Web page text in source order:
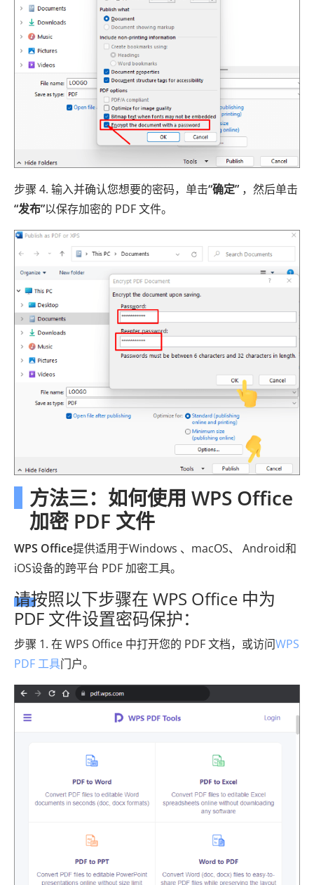
步骤 4. 输入并确认您想要的密码，单击“确定” ，然后单击
“发布”以保存加密的 PDF 文件。
方法三：如何使用 WPS Office
加密 PDF 文件
WPS Office提供适用于Windows 、macOS、 Android和
iOS设备的跨平台 PDF 加密工具。
请按照以下步骤在 WPS Office 中为
PDF 文件设置密码保护：
步骤 1. 在 WPS Office 中打开您的 PDF 文档，或访问WPS
PDF 工具门户。